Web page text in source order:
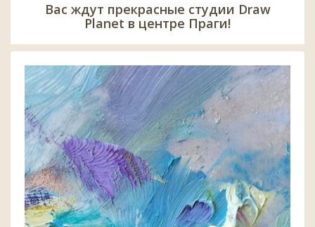
Вас ждут прекрасные студии Draw
Planet в центре Праги!